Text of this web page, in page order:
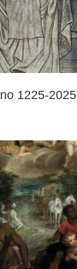
1225-2025